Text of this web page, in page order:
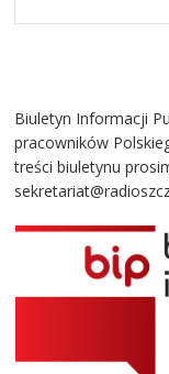
Biuletyn Informacji
pracowników
treści biuletynu